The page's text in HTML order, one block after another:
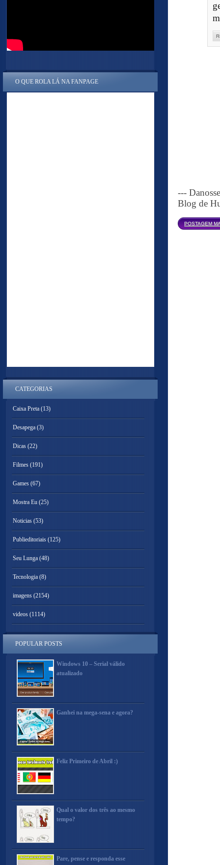
---
Blog de
POSTAGEM
O QUE ROLA LÁ NA FANPAGE
CATEGORIAS
Caixa Preta (13)
Desapega (3)
Dicas (22)
Filmes (191)
Games (67)
Mostra Eu (25)
Noticias (53)
Publieditoriais (125)
Seu Lunga (48)
Tecnologia (8)
imagens (2154)
videos (1114)
POPULAR POSTS
Windows 10 – Serial válido
atualizado
Ganhei na mega-sena e agora?
Feliz Primeiro de Abril :)
Qual o valor dos três ao mesmo
tempo?
Pare, pense e responda esse